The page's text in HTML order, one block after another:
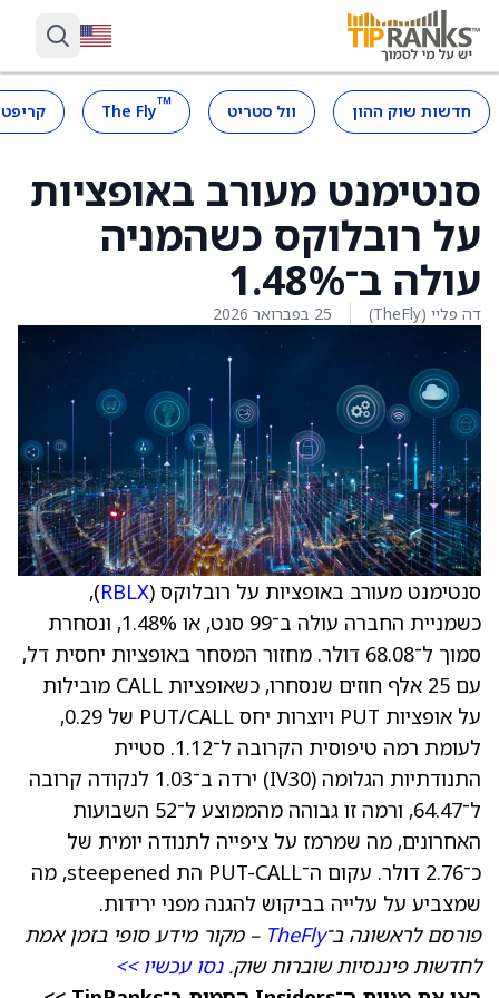
חדשות שוק ההון וול סטריט ™
The Fly
סנטימנט מעורב באופציות
על רובלוקס כשהמניה
עולה ב־1.48%
דה פליי (TheFly) 25 בפברואר 2026
סנטימנט מעורב באופציות על רובלוקס (RBLX
),
כשמניית החברה עולה ב־99 סנט, או 1.48%, ונסחרת
סמוך ל־68.08 דולר. מחזור המסחר באופציות יחסית דל,
עם 25 אלף חוזים שנסחרו, כשאופציות CALL מובילות
על אופציות PUT ויוצרות יחס PUT/CALL של 0.29,
לעומת רמה טיפוסית הקרובה ל־1.12. סטיית
התנודתיות הגלומה (IV30) ירדה ב־1.03 לנקודה קרובה
ל־64.47, ורמה זו גבוהה מהממוצע ל־52 השבועות
האחרונים, מה שמרמז על ציפייה לתנודה יומית של
כ־2.76 דולר. עקום ה־PUT-CALL הת steepened, מה
שמצביע על עלייה בביקוש להגנה מפני ירידות.
פורסם לראשונה ב־TheFly – מקור מידע סופי בזמן אמת
לחדשות פיננסיות שוברות שוק.נסו עכשיו >>